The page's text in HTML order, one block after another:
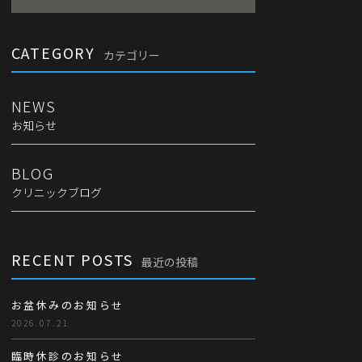
CATEGORY カテゴリー
NEWS
お知らせ
BLOG
クリニックブログ
RECENT POSTS 最近の投稿
お盆休みのお知らせ
2026.07.21
臨時休診のお知らせ